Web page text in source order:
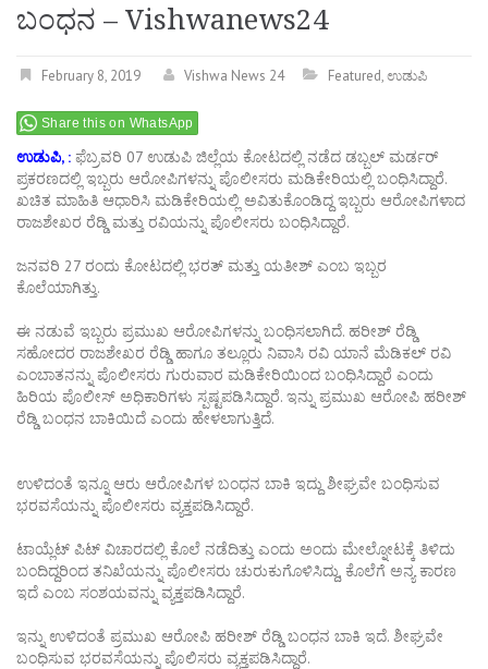
ಬಂಧನ – Vishwanews24
February 8, 2019 Vishwa News 24 Featured,ಉಡುಪಿ
Share this on WhatsApp
ಉಡುಪಿ, : ಫೆಬ್ರವರಿ 07 ಉಡುಪಿ ಜಿಲ್ಲೆಯ ಕೋಟದಲ್ಲಿ ನಡೆದ ಡಬ್ಬಲ್ ಮರ್ಡರ್
ಪ್ರಕರಣದಲ್ಲಿ ಇಬ್ಬರು ಆರೋಪಿಗಳನ್ನು ಪೊಲೀಸರು ಮಡಿಕೇರಿಯಲ್ಲಿ ಬಂಧಿಸಿದ್ದಾರೆ.
ಖಚಿತ ಮಾಹಿತಿ ಆಧಾರಿಸಿ ಮಡಿಕೇರಿಯಲ್ಲಿ ಅವಿತುಕೊಂಡಿದ್ದ ಇಬ್ಬರು ಆರೋಪಿಗಳಾದ
ರಾಜಶೇಖರ ರೆಡ್ಡಿ ಮತ್ತು ರವಿಯನ್ನು ಪೊಲೀಸರು ಬಂಧಿಸಿದ್ದಾರೆ.
ಜನವರಿ 27 ರಂದು ಕೋಟದಲ್ಲಿ ಭರತ್ ಮತ್ತು ಯತೀಶ್ ಎಂಬ ಇಬ್ಬರ
ಕೊಲೆಯಾಗಿತ್ತು.
ಈ ನಡುವೆ ಇಬ್ಬರು ಪ್ರಮುಖ ಆರೋಪಿಗಳನ್ನು ಬಂಧಿಸಲಾಗಿದೆ. ಹರೀಶ್ ರೆಡ್ಡಿ
ಸಹೋದರ ರಾಜಶೇಖರ ರೆಡ್ಡಿ ಹಾಗೂ ತಲ್ಲೂರು ನಿವಾಸಿ ರವಿ ಯಾನೆ ಮೆಡಿಕಲ್‌ ರವಿ
ಎಂಬಾತನನ್ನು ಪೊಲೀಸರು ಗುರುವಾರ ಮಡಿಕೇರಿಯಿಂದ ಬಂಧಿಸಿದ್ದಾರೆ ಎಂದು
ಹಿರಿಯ ಪೊಲೀಸ್‌ ಅಧಿಕಾರಿಗಳು ಸ್ಪಷ್ಟಪಡಿಸಿದ್ದಾರೆ. ಇನ್ನು ಪ್ರಮುಖ ಆರೋಪಿ ಹರೀಶ್
ರೆಡ್ಡಿ ಬಂಧನ ಬಾಕಿಯಿದೆ ಎಂದು ಹೇಳಲಾಗುತ್ತಿದೆ.
ಉಳಿದಂತೆ ಇನ್ನೂ ಆರು ಆರೋಪಿಗಳ ಬಂಧನ ಬಾಕಿ ಇದ್ದು ಶೀಘ್ರವೇ ಬಂಧಿಸುವ
ಭರವಸೆಯನ್ನು ಪೊಲೀಸರು ವ್ಯಕ್ತಪಡಿಸಿದ್ದಾರೆ.
ಟಾಯ್ಲೆಟ್ ಪಿಟ್ ವಿಚಾರದಲ್ಲಿ ಕೊಲೆ ನಡೆದಿತ್ತು ಎಂದು ಅಂದು ಮೇಲ್ನೋಟಕ್ಕೆ ತಿಳಿದು
ಬಂದಿದ್ದರಿಂದ ತನಿಖೆಯನ್ನು ಪೊಲೀಸರು ಚುರುಕುಗೊಳಿಸಿದ್ದು, ಕೊಲೆಗೆ ಅನ್ಯ ಕಾರಣ
ಇದೆ ಎಂಬ ಸಂಶಯವನ್ನು ವ್ಯಕ್ತಪಡಿಸಿದ್ದಾರೆ.
ಇನ್ನು ಉಳಿದಂತೆ ಪ್ರಮುಖ ಆರೋಪಿ ಹರೀಶ್ ರೆಡ್ಡಿ ಬಂಧನ ಬಾಕಿ ಇದೆ. ಶೀಘ್ರವೇ
ಬಂಧಿಸುವ ಭರವಸೆಯನ್ನು ಪೊಲಿಸರು ವ್ಯಕ್ತಪಡಿಸಿದ್ದಾರೆ.